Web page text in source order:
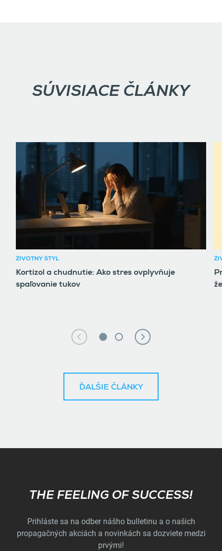
SÚVISIACE ČLÁNKY
ŽIVOTNÝ ŠTÝL
Kortizol a chudnutie: Ako stres ovplyvňuje
spaľovanie tukov
ĎALŠIE ČLÁNKY
Subscribe
THE FEELING OF SUCCESS!
Prihláste sa na odber nášho bulletinu a o našich
propagačných akciách a novinkách sa dozviete medzi
prvými!